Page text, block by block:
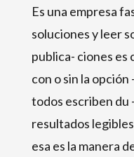
Es una empresa
soluciones y leer
publica- ciones es
con o sin la
todos escriben du
resultados
esa es la manera